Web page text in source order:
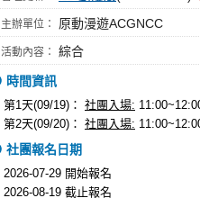
主辦單位： 原動漫遊ACGNCC
活動內容： 綜合
時間資訊
第1天(09/19)： 社團入場:
第2天(09/20)： 社團入場:
社團報名日期
2026-07-29 開始報名
2026-08-19 截止報名